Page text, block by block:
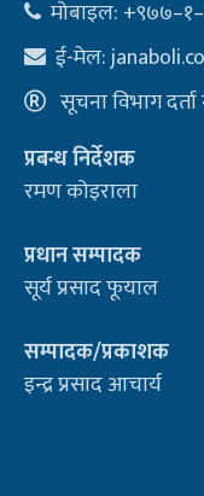
मोबाइल:
ई-मेल:
सूचना विभाग
प्रबन्ध निर्देशक
रमण कोइराला
प्रधान सम्पादक
सूर्य प्रसाद फूयाल
सम्पादक/प्रकाशक
इन्द्र प्रसाद आचार्य